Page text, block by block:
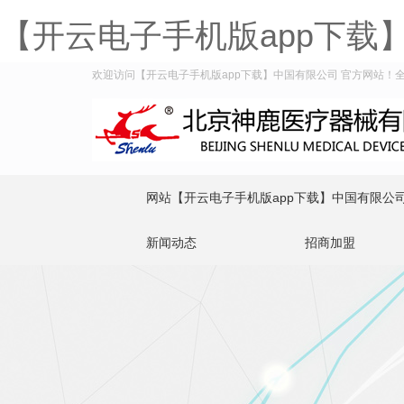
【开云电子手机版app下载
欢迎访问【开云电子手机版app下载】中国有限公司 官方网站！
网站【开云电子手机版app下载】中国有限公
新闻动态 招商加盟